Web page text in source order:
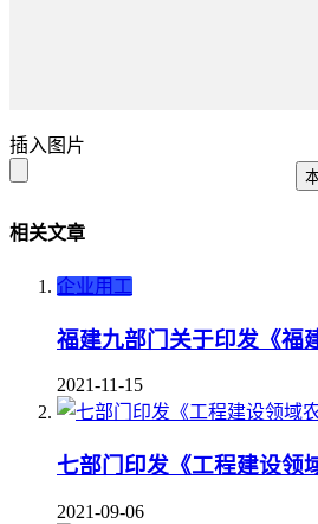
插入图片
相关文章
企业用工
福建九部门关于印发《福
2021-11-15
七部门印发《工程建设领
2021-09-06